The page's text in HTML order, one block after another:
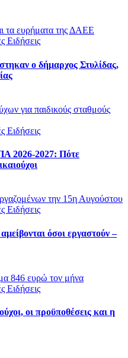
Ειδήσεις
ο δήμαρχος Στυλίδας,
Ειδήσεις
2026-2027: Πότε
Ειδήσεις
όσοι εργαστούν –
Ειδήσεις
οι προϋποθέσεις και η